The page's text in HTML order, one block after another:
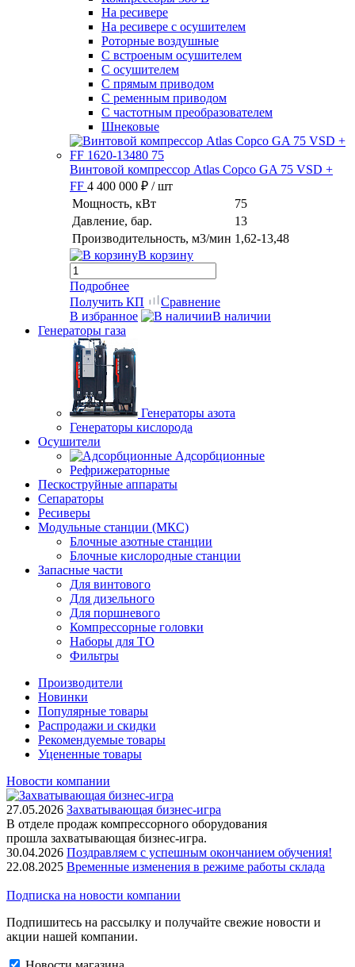
На ресивере
На ресивере с осушителем
Роторные воздушные
С встроеным осушителем
С осушителем
С прямым приводом
С ременным приводом
С частотным преобразователем
Шнековые
Винтовой компрессор Atlas Copco GA 75 VSD +
FF 4 400 000 ₽ / шт
Мощность, кВт
75
Давление, бар.
13
Производительность, м3/мин 1,62-13,48
В корзину
Подробнее
Получить КП
Сравнение
В избранное
В наличии
Генераторы газа
Генераторы азота
Генераторы кислорода
Осушители
Адсорбционные
Рефрижераторные
Пескоструйные аппараты
Сепараторы
Ресиверы
Модульные станции (МКС)
Блочные азотные станции
Блочные кислородные станции
Запасные части
Для винтового
Для дизельного
Для поршневого
Компрессорные головки
Наборы для ТО
Фильтры
Производители
Новинки
Популярные товары
Распродажи и скидки
Рекомендуемые товары
Уцененные товары
Новости компании
27.05.2026 Захватывающая бизнес-игра
В отделе продаж компрессорного оборудования
прошла захватывающая бизнес-игра.
30.04.2026 Поздравляем с успешным окончанием обучения!
22.08.2025 Временные изменения в режиме работы склада
Подписка на новости компании
Подпишитесь на рассылку и получайте свежие новости и
акции нашей компании.